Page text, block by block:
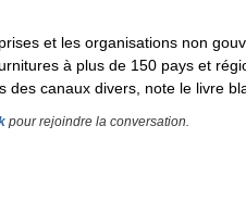
et les organisations non
à plus de 150 pays et
canaux divers, note le livre
pour rejoindre la conversation.